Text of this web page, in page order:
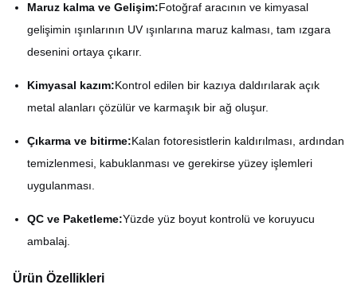
Maruz kalma ve Gelişim:Fotoğraf aracının ve kimyasal
gelişimin ışınlarının UV ışınlarına maruz kalması, tam ızgara
desenini ortaya çıkarır.
Kimyasal kazım:Kontrol edilen bir kazıya daldırılarak açık
metal alanları çözülür ve karmaşık bir ağ oluşur.
Çıkarma ve bitirme:Kalan fotoresistlerin kaldırılması, ardından
temizlenmesi, kabuklanması ve gerekirse yüzey işlemleri
uygulanması.
QC ve Paketleme:Yüzde yüz boyut kontrolü ve koruyucu
ambalaj.
Ürün Özellikleri